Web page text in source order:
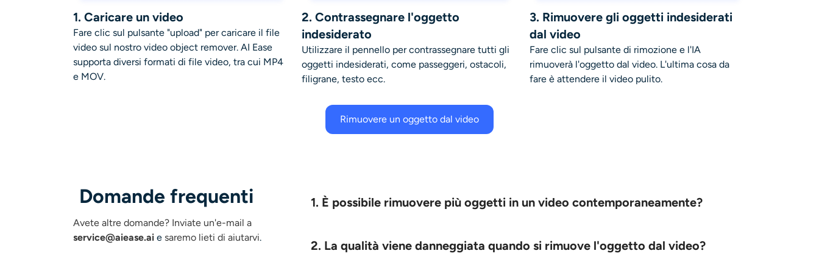
1. Caricare un video
Fare clic sul pulsante "upload" per caricare il file
video sul nostro video object remover. AI Ease
supporta diversi formati di file video, tra cui MP4
e MOV.
2. Contrassegnare l'oggetto
indesiderato
Utilizzare il pennello per contrassegnare tutti gli
oggetti indesiderati, come passeggeri, ostacoli,
filigrane, testo ecc.
3. Rimuovere gli oggetti indesiderati
dal video
Fare clic sul pulsante di rimozione e l'IA
rimuoverà l'oggetto dal video. L'ultima cosa da
fare è attendere il video pulito.
Rimuovere un oggetto dal video
Domande frequenti
Avete altre domande? Inviate un'e-mail a
service@aiease.ai e saremo lieti di aiutarvi.
1. È possibile rimuovere più oggetti in un video contemporaneamente?
2. La qualità viene danneggiata quando si rimuove l'oggetto dal video?